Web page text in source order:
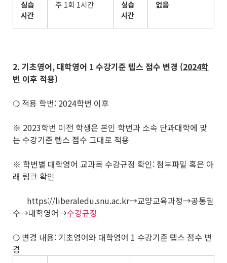
실습
시간
주 1회 1시간
실습
시간
없음
2. 기초영어, 대학영어 1 수강기준 텝스 점수 변경 (2024학
번 이후 적용)
❍ 적용 학번: 2024학번 이후
※ 2023학번 이전 학생은 본인 학번과 소속 단과대학에 맞
는 수강기준 텝스 점수 그대로 적용
※ 학번별 대학영어 교과목 수강규정 확인: 첨부파일 혹은 아
래 링크 확인
https://liberaledu.snu.ac.kr→교양교육과정→공통필
수→대학영어→수강규정
❍ 변경 내용: 기초영어와 대학영어 1 수강기준 텝스 점수 변
경